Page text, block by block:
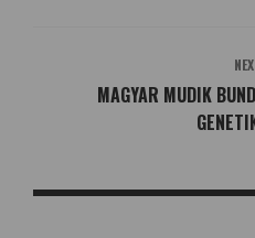
MAGYAR MUDIK